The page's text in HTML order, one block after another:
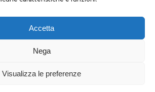
Accetta
Nega
Visualizza le preferenze